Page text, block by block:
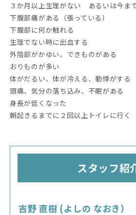
３か月以上生理がない あるいは今ま
下腹部痛がある（張っている）
下腹部に何か触れる
生理でない時に出血する
外陰部がかゆい、できものがある
おりものが多い
体がだるい、体が冷える、動悸がする
頭痛、気分の落ち込み、不眠がある
身長が低くなった
朝起きるまでに２回以上トイレに行く
スタッフ紹
吉野 直樹 (よしの なおき）